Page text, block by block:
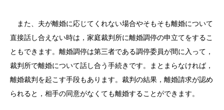
また、夫が離婚に応じてくれない場合やそもそも離婚について
直接話し合えない時は，家庭裁判所に離婚調停の申立てをするこ
ともできます。離婚調停は第三者である調停委員が間に入って，
裁判所で離婚について話し合う手続きです。まとまらなければ，
離婚裁判を起こす手段もあります。裁判の結果，離婚請求が認め
られると，相手の同意がなくても離婚することができます。